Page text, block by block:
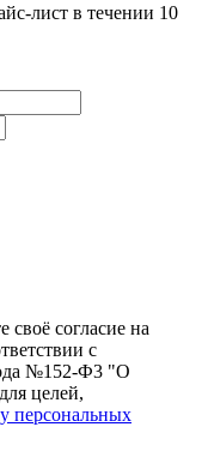
лист в течении 10
согласие на
с
№152-Ф3 "О
целей,
персональных